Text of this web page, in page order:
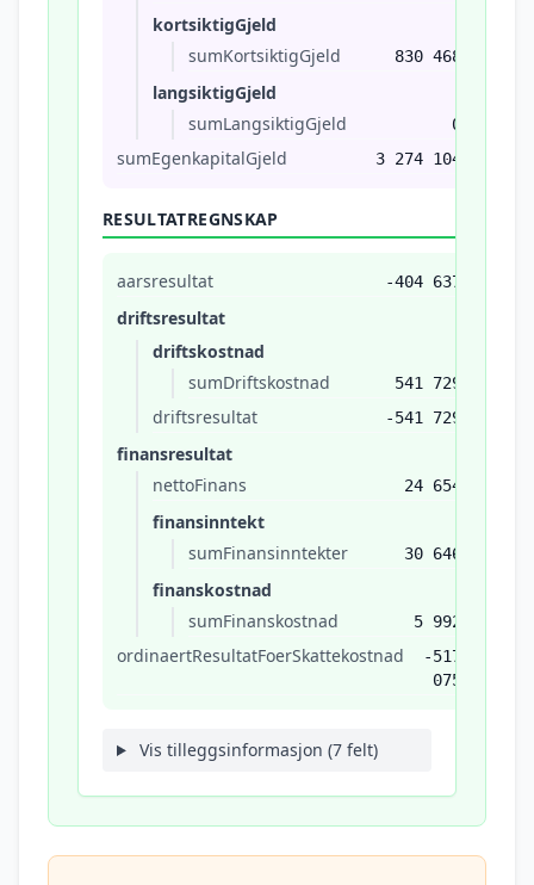
kortsiktigGjeld
sumKortsiktigGjeld
830 468
langsiktigGjeld
sumLangsiktigGjeld
0
sumEgenkapitalGjeld 3 274 104
RESULTATREGNSKAP
aarsresultat -404 637
driftsresultat
driftskostnad
sumDriftskostnad
541 729
driftsresultat -541 729
finansresultat
nettoFinans
24 654
finansinntekt
sumFinansinntekter
30 646
finanskostnad
sumFinanskostnad
5 992
ordinaertResultatFoerSkattekostnad
-517
075
Vis tilleggsinformasjon (7 felt)